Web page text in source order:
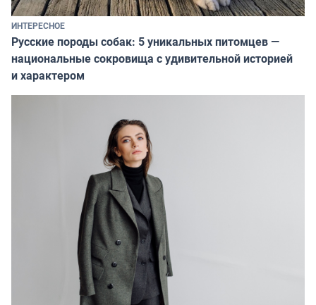
ИНТЕРЕСНОЕ
Русские породы собак: 5 уникальных питомцев —
национальные сокровища с удивительной историей
и характером